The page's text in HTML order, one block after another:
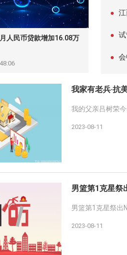
人民币贷款增加16.08万
我家有老兵·抗
我的父亲吕树荣
2023-08-11
男篮第1克星祭
男篮第1克星祭出
2023-08-11